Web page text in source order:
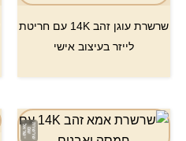
שרשרת עוגן זהב 14K עם חריטת
לייזר בעיצוב אישי